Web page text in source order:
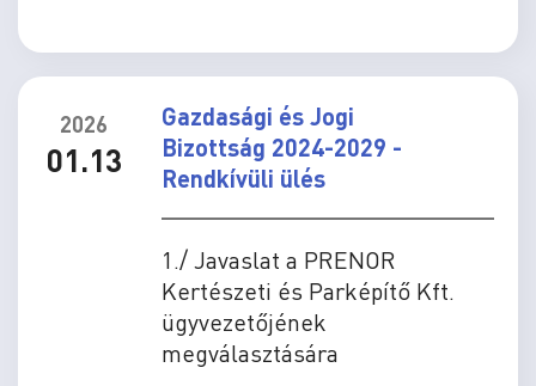
2026
01.13
Gazdasági és Jogi
Bizottság 2024-2029 -
Rendkívüli ülés
1./ Javaslat a PRENOR
Kertészeti és Parképítő Kft.
ügyvezetőjének
megválasztására